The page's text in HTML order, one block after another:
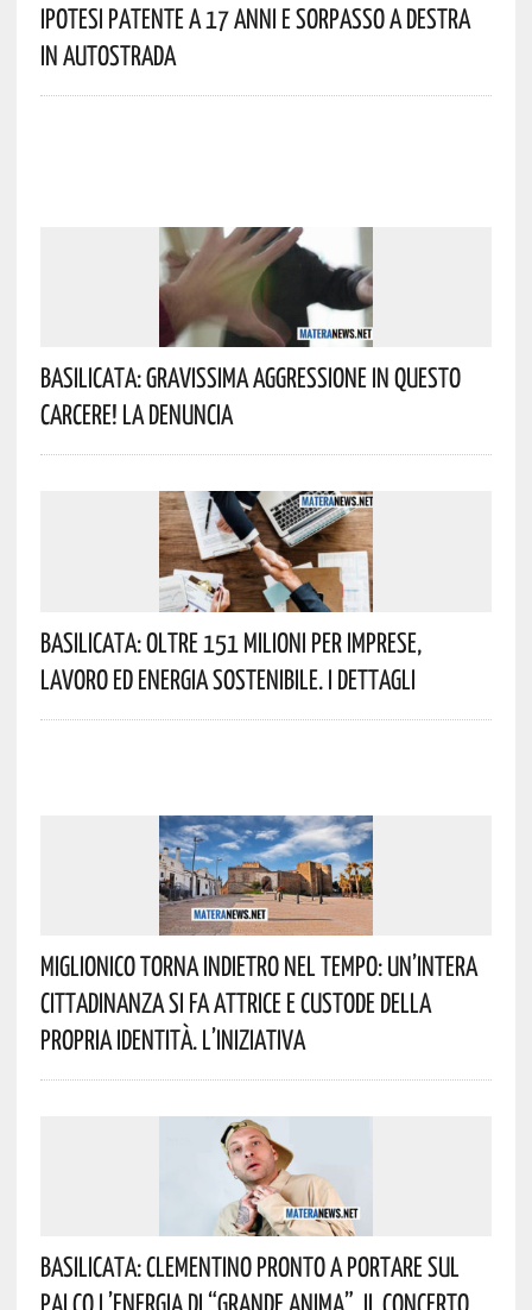
Ipotesi Patente A 17 Anni E Sorpasso A Destra
In Autostrada
Basilicata: Gravissima Aggressione In Questo
Carcere! La Denuncia
Basilicata: Oltre 151 Milioni Per Imprese,
Lavoro Ed Energia Sostenibile. I Dettagli
Miglionico Torna Indietro Nel Tempo: Un’intera
Cittadinanza Si Fa Attrice E Custode Della
Propria Identità. L’iniziativa
Basilicata: Clementino Pronto A Portare Sul
Palco L’energia Di “Grande Anima”. Il Concerto